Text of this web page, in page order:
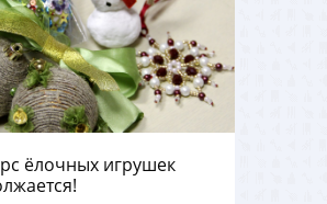
ёлочных игрушек